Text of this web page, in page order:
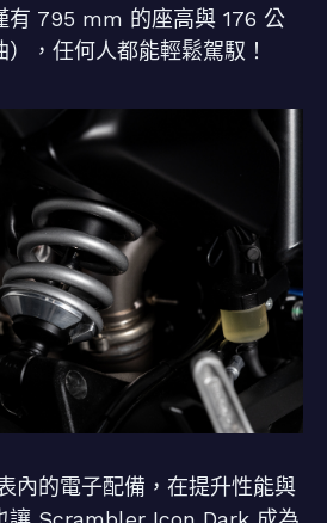
有 795 mm 的座高與 176 公
，任何人都能輕鬆駕馭！
內的電子配備，在提升性能與